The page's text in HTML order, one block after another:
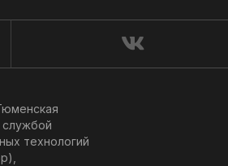
службой
технологий